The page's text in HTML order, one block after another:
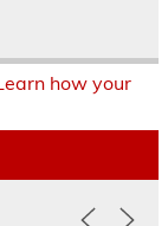
how your